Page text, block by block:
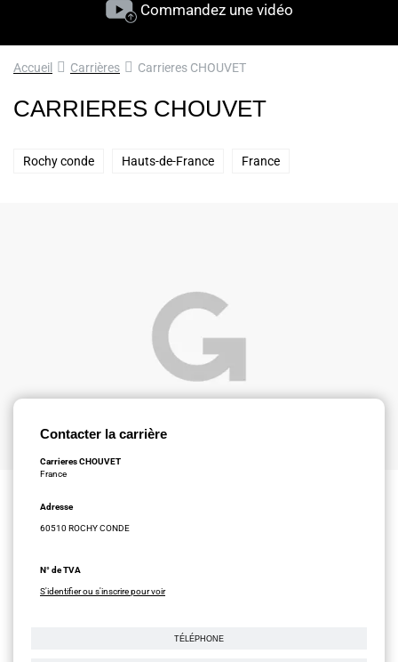
Commandez une vidéo
Accueil Carrières Carrieres CHOUVET
CARRIERES CHOUVET
Rochy conde Hauts-de-France France
Contacter la carrière
Carrieres CHOUVET
France
Adresse
60510 ROCHY CONDE
N° de TVA
S'identifier ou s'inscrire pour voir
TÉLÉPHONE